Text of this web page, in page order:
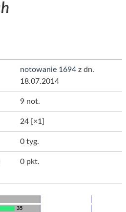
notowanie 1694 z dn.
18.07.2014
9 not.
24 [×1]
0 tyg.
0 pkt.
35